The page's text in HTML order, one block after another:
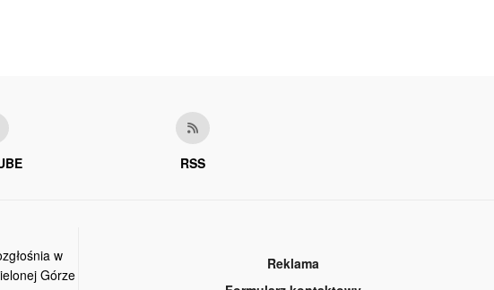
RSS
w
Górze
Reklama